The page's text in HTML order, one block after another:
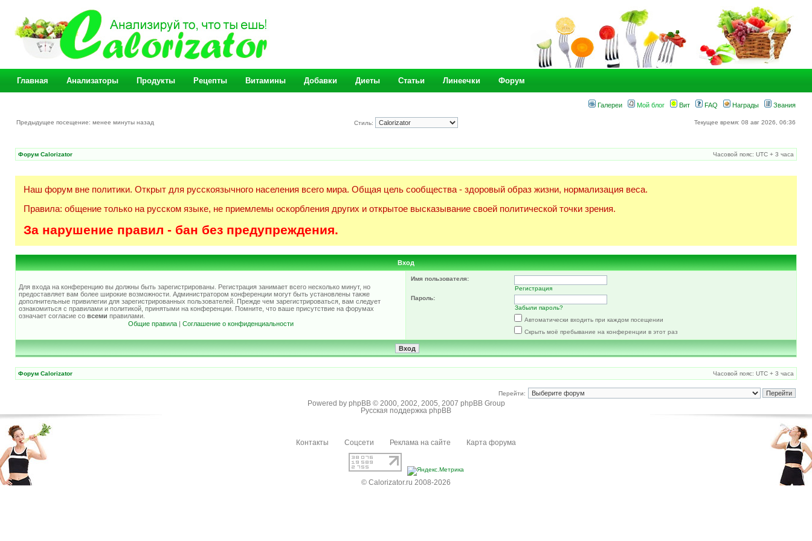
Главная Анализаторы Продукты Рецепты Витамины Добавки Диеты Статьи Линеечки Форум
Галереи Мой блог Вит FAQ Награды Звания
Предыдущее посещение: менее минуты назад Стиль: Текущее время: 08 авг 2026, 06:36
Форум Calorizator Часовой пояс: UTC + 3 часа
Наш форум вне политики. Открыт для русскоязычного населения всего мира. Общая цель сообщества - здоровый образ жизни, нормализация веса.
Правила: общение только на русском языке, не приемлемы оскорбления других и открытое высказывание своей политической точки зрения.
За нарушение правил - бан без предупреждения.
Вход
Для входа на конференцию вы должны быть зарегистрированы. Регистрация занимает всего несколько минут, но
предоставляет вам более широкие возможности. Администратором конференции могут быть установлены также
дополнительные привилегии для зарегистрированных пользователей. Прежде чем зарегистрироваться, вам следует
ознакомиться с правилами и политикой, принятыми на конференции. Помните, что ваше присутствие на форумах
означает согласие со всеми правилами.
Общие правила| Соглашение о конфиденциальности
Имя пользователя:
Регистрация
Пароль:
Забыли пароль?
Автоматически входить при каждом посещении
Скрыть моё пребывание на конференции в этот раз
Форум Calorizator Часовой пояс: UTC + 3 часа
Перейти:
Powered by phpBB© 2000, 2002, 2005, 2007 phpBB Group
Русская поддержка phpBB
Контакты Соцсети Реклама на сайте Карта форума
© Calorizator.ru 2008-2026